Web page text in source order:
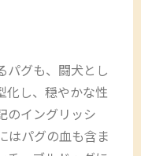
パグも、闘犬とし
化し、穏やかな性
のイングリッシ
はパグの血も含ま